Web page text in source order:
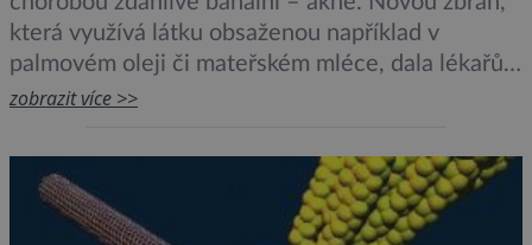
která využívá látku obsaženou například v
palmovém oleji či mateřském mléce, dala lékařům
do rukou mladá vědkyně z Jacobs School of
problémy způsobené bakterií Propionibacterium
acnes, takzvané „acne vulgaris“, sužují asi 85%
teenagerů, nevyhýbají […]
zobrazit více >>